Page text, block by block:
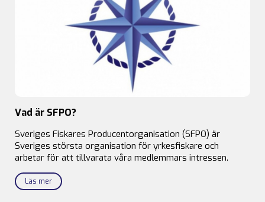
Vad är SFPO?
Sveriges Fiskares Producentorganisation (SFPO) är
Sveriges största organisation för yrkesfiskare och
arbetar för att tillvarata våra medlemmars intressen.
Läs mer